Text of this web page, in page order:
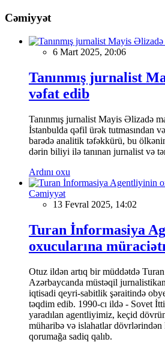
Cəmiyyət
6 Mart 2025, 20:06
Tanınmış jurnalist
vəfat edib
Tanınmış jurnalist Mayis Əlizadə
İstanbulda qəfil ürək tutmasından
barədə analitik təfəkkürü, bu
dərin biliyi ilə tanınan jurnalist və
Ardını oxu
Cəmiyyət
13 Fevral 2025, 14:02
Turan İnformasiya
oxucularına müraciətı
Otuz ildən artıq bir müddətdə
Azərbaycanda müstəqil
iqtisadi qeyri-sabitlik şəraitində
təqdim edib. 1990-cı ildə - Sovet
yaradılan agentliyimiz, keçid
müharibə və islahatlar dövrlərindən
qorumağa sadiq qalıb.